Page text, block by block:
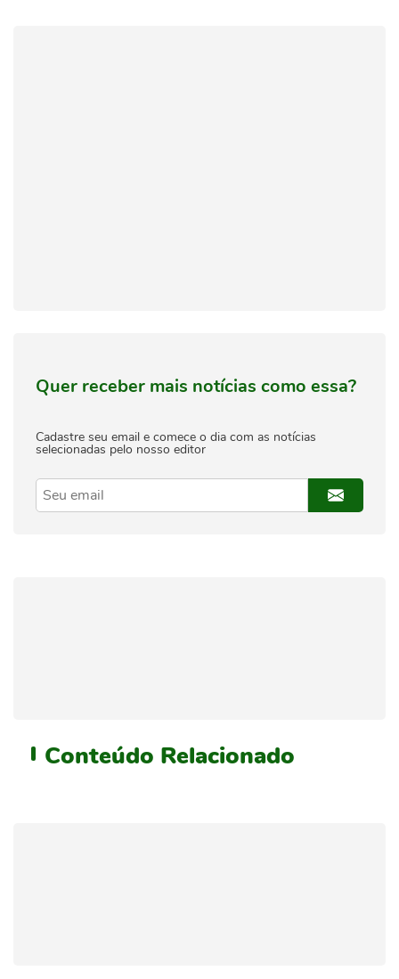
Quer receber mais notícias como essa?
Cadastre seu email e comece o dia com as notícias
selecionadas pelo nosso editor
Conteúdo Relacionado